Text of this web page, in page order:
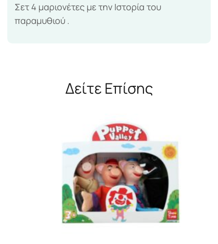
Σετ 4 μαριονέτες με την Ιστορία του
παραμυθιού .
Δείτε Επίσης